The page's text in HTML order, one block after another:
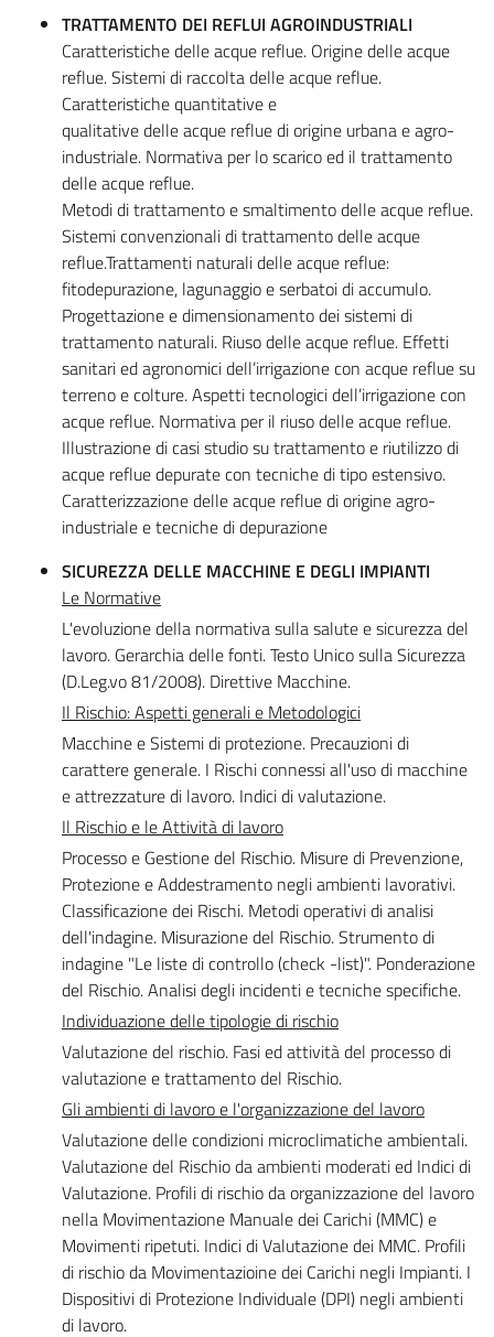
TRATTAMENTO DEI REFLUI AGROINDUSTRIALI
Caratteristiche delle acque reflue. Origine delle acque
reflue. Sistemi di raccolta delle acque reflue.
Caratteristiche quantitative e
qualitative delle acque reflue di origine urbana e agro-
industriale. Normativa per lo scarico ed il trattamento
delle acque reflue.
Metodi di trattamento e smaltimento delle acque reflue.
Sistemi convenzionali di trattamento delle acque
reflue.Trattamenti naturali delle acque reflue:
fitodepurazione, lagunaggio e serbatoi di accumulo.
Progettazione e dimensionamento dei sistemi di
trattamento naturali. Riuso delle acque reflue. Effetti
sanitari ed agronomici dell’irrigazione con acque reflue su
terreno e colture. Aspetti tecnologici dell’irrigazione con
acque reflue. Normativa per il riuso delle acque reflue.
Illustrazione di casi studio su trattamento e riutilizzo di
acque reflue depurate con tecniche di tipo estensivo.
Caratterizzazione delle acque reflue di origine agro-
industriale e tecniche di depurazione
SICUREZZA DELLE MACCHINE E DEGLI IMPIANTI
Le Normative
L'evoluzione della normativa sulla salute e sicurezza del
lavoro. Gerarchia delle fonti. Testo Unico sulla Sicurezza
(D.Leg.vo 81/2008). Direttive Macchine.
Il Rischio: Aspetti generali e Metodologici
Macchine e Sistemi di protezione. Precauzioni di
carattere generale. I Rischi connessi all'uso di macchine
e attrezzature di lavoro. Indici di valutazione.
Il Rischio e le Attività di lavoro
Processo e Gestione del Rischio. Misure di Prevenzione,
Protezione e Addestramento negli ambienti lavorativi.
Classificazione dei Rischi. Metodi operativi di analisi
dell'indagine. Misurazione del Rischio. Strumento di
indagine "Le liste di controllo (check -list)". Ponderazione
del Rischio. Analisi degli incidenti e tecniche specifiche.
Individuazione delle tipologie di rischio
Valutazione del rischio. Fasi ed attività del processo di
valutazione e trattamento del Rischio.
Gli ambienti di lavoro e l'organizzazione del lavoro
Valutazione delle condizioni microclimatiche ambientali.
Valutazione del Rischio da ambienti moderati ed Indici di
Valutazione. Profili di rischio da organizzazione del lavoro
nella Movimentazione Manuale dei Carichi (MMC) e
Movimenti ripetuti. Indici di Valutazione dei MMC. Profili
di rischio da Movimentazioine dei Carichi negli Impianti. I
Dispositivi di Protezione Individuale (DPI) negli ambienti
di lavoro.